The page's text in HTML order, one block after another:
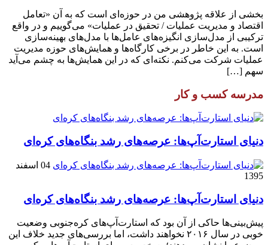
بخشی از علاقه پژوهشی من در حوزه‌ای است که به آن «تعامل
اقتصاد و مدیریت عملیات / تحقیق در عملیات» می‌گوییم و در واقع
ترکیبی از مدل‌سازی انگیزه‌های عامل‌ها با مدل‌های بهینه‌سازی
است. به این خاطر در برخی کارگاه‌ها و همایش‌های حوزه مدیریت
عملیات شرکت می‌کنم. نکته‌ای که در این همایش‌ها به چشم می‌آید
سهم […]
مدرسه کسب و کار
دنیای استارت‌آپ‌ها: عرصه‌های رشد بنگاه‌های کره‌ای‌
04 اسفند
1395
دنیای استارت‌آپ‌ها: عرصه‌های رشد بنگاه‌های کره‌ای‌
پیش‌بینی‌ها حاکی از آن بود که استارت‌آپ‌های کره‌جنوبی وضعیت
خوبی در سال ۲۰۱۶ نخواهند داشت، اما بررسی‌های جدید خلاف این